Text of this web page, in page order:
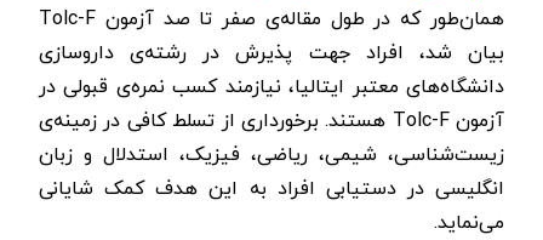
همان‌طور که در طول مقاله‌ی صفر تا صد آزمون Tolc-F
بیان شد، افراد جهت پذیرش در رشته‌ی داروسازی
دانشگاه‌های معتبر ایتالیا، نیازمند کسب نمره‌ی قبولی در
آزمونTolc-F هستند. برخورداری از تسلط کافی در زمینه‌ی
زیست‌شناسی، شیمی، ریاضی، فیزیک، استدلال و زبان
انگلیسی در دستیابی افراد به این هدف کمک شایانی
می‌نماید.